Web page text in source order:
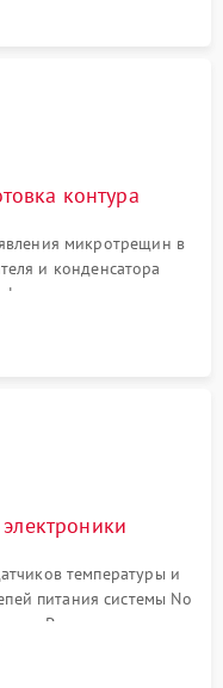
контура
микротрещин в
и конденсатора
осушителя и
засоров.
температуры и
питания системы No
Ремонт или замена
алгоритмов.